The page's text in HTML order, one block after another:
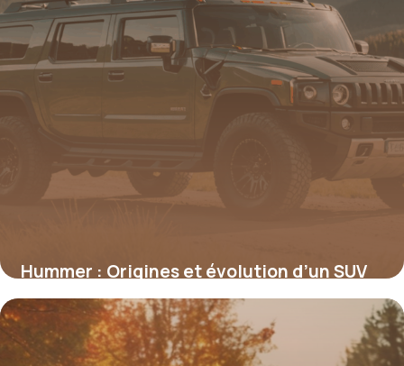
Hummer : Origines et évolution d’un SUV
tout-terrain emblématique
27 août 2025